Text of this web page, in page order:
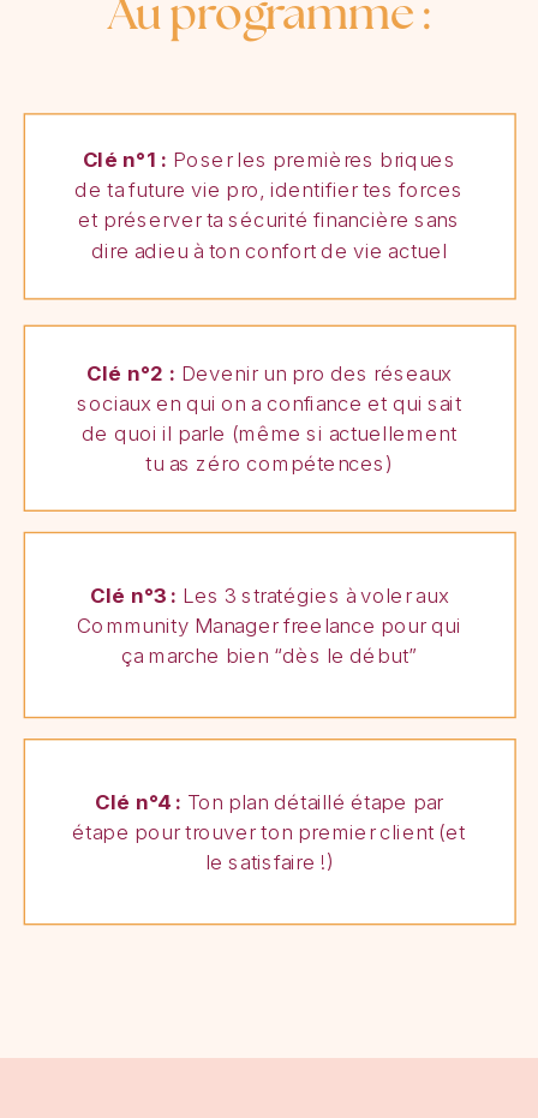
Au programme :
Clé n°1 : Poser les premières briques
de ta future vie pro, identifier tes forces
et préserver ta sécurité financière sans
dire adieu à ton confort de vie actuel
Clé n°2 : Devenir un pro des réseaux
sociaux en qui on a confiance et qui sait
de quoi il parle (même si actuellement
tu as zéro compétences)
Clé n°3 : Les 3 stratégies à voler aux
Community Manager freelance pour qui
ça marche bien “dès le début”
Clé n°4 : Ton plan détaillé étape par
étape pour trouver ton premier client (et
le satisfaire !)